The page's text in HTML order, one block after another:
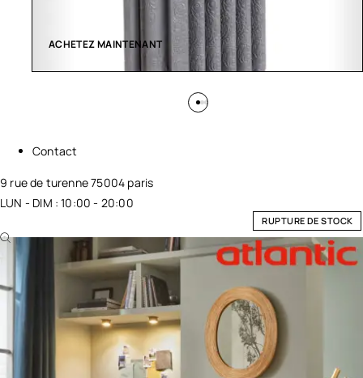
VOIR LES CRÉATIONS
Contact
9 rue de turenne 75004 paris
LUN - DIM : 10:00 - 20:00
RUPTURE DE STOCK